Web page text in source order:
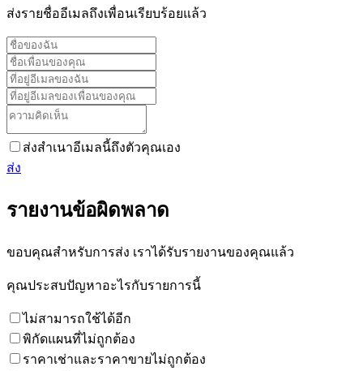
ส่งรายชื่ออีเมลถึงเพื่อนเรียบร้อยแล้ว
ส่งสำเนาอีเมลนี้ถึงตัวคุณเอง
ส่ง
รายงานข้อผิดพลาด
ขอบคุณสำหรับการส่ง เราได้รับรายงานของคุณแล้ว
คุณประสบปัญหาอะไรกับรายการนี้
ไม่สามารถใช้ได้อีก
พิกัดแผนที่ไม่ถูกต้อง
ราคาเช่าและราคาขายไม่ถูกต้อง